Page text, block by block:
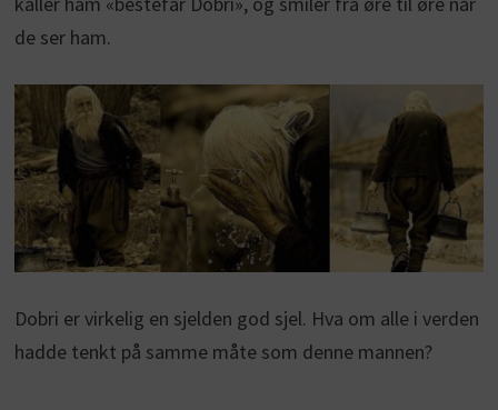
de ser ham.
Dobri er virkelig en sjelden god sjel. Hva om alle i verden
hadde tenkt på samme måte som denne mannen?